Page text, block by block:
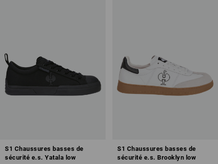
S1 Chaussures basses de
sécurité e.s. Yatala low
S1 Chaussures basses de
sécurité e.s. Brooklyn low